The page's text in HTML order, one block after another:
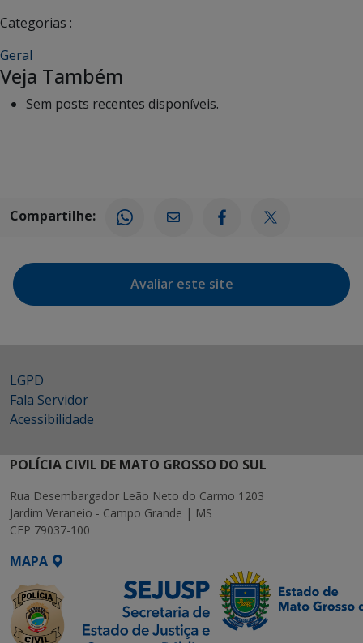
Categorias :
Geral
Veja Também
Sem posts recentes disponíveis.
Compartilhe:
Avaliar este site
LGPD
Fala Servidor
Acessibilidade
POLÍCIA CIVIL DE MATO GROSSO DO SUL
Rua Desembargador Leão Neto do Carmo 1203
Jardim Veraneio - Campo Grande | MS
CEP 79037-100
MAPA